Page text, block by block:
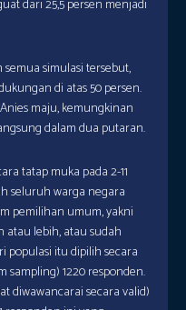
dari 25,5 persen menjadi
simulasi tersebut,
di atas 50 persen.
maju, kemungkinan
dalam dua putaran.
tatap muka pada 2-11
seluruh warga negara
pemilihan umum, yakni
atau lebih, atau sudah
populasi itu dipilih secara
1220 responden.
diwawancarai secara valid)